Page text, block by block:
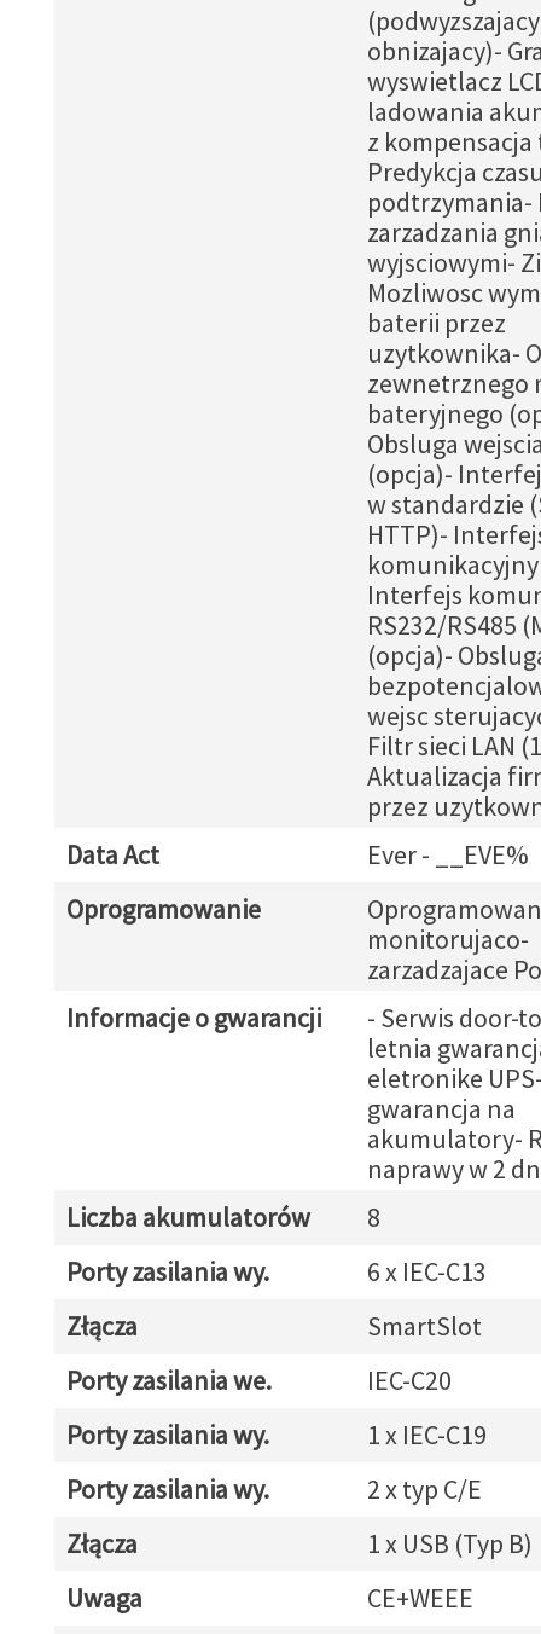
obnizajacy)-
wyswietlacz
ladowania
z
Predykcja
podtrzymania-
zarzadzania
wyjsciowymi-
Mozliwosc
baterii przez
uzytkownika-
zewnetrznego
bateryjnego
Obsluga
(opcja)-
w standardzie
HTTP)-
komunikacyjny
Interfejs
RS232/RS485
(opcja)-
wejsc
Filtr sieci LAN
Aktualizacja
przez
Data Act
Ever - __EVE%
Oprogramowanie
monitorujaco-
zarzadzajace
Informacje o gwarancji
- Serwis door-
letnia
eletronike
gwarancja na
akumulatory-
naprawy w 2
Liczba akumulatorów
8
Porty zasilania wy.
6 x IEC-C13
Złącza
SmartSlot
Porty zasilania we.
IEC-C20
Porty zasilania wy.
1 x IEC-C19
Porty zasilania wy.
2 x typ C/E
Złącza
1 x USB (Typ B)
Uwaga
CE+WEEE